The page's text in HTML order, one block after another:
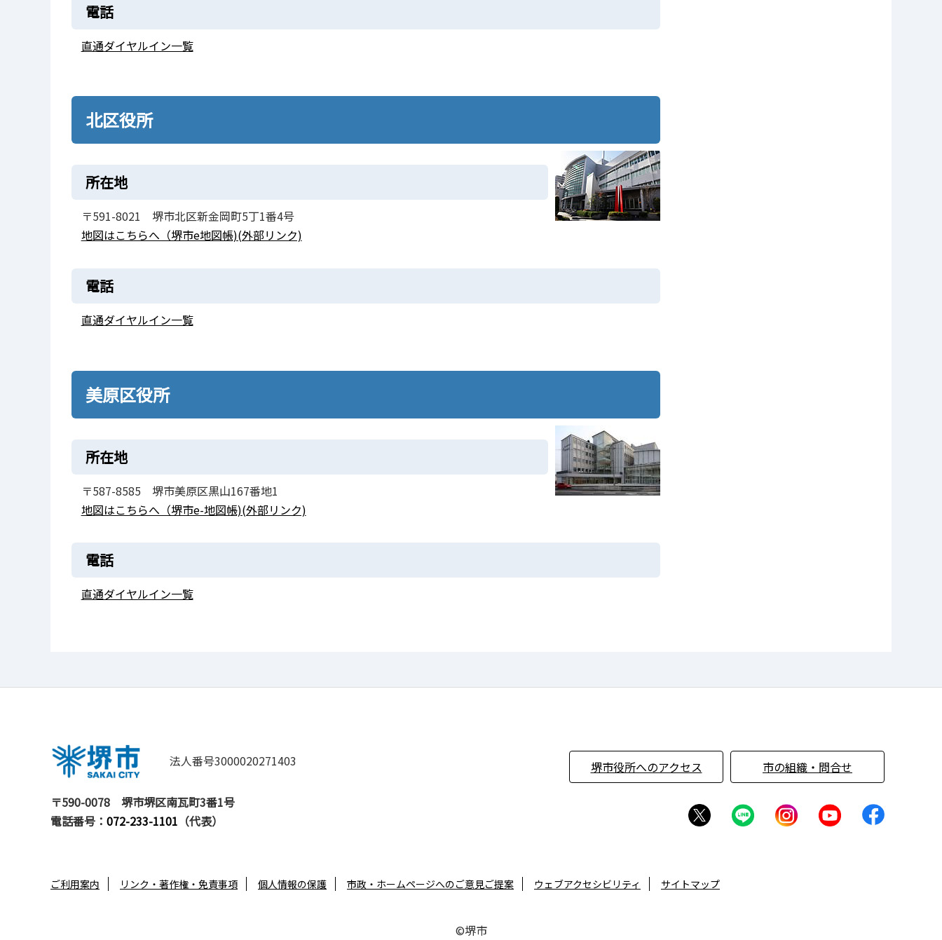
電話
直通ダイヤルイン一覧
北区役所
所在地
〒591-8021 堺市北区新金岡町5丁1番4号
地図はこちらへ（堺市e地図帳)(外部リンク)
電話
直通ダイヤルイン一覧
美原区役所
所在地
〒587-8585 堺市美原区黒山167番地1
地図はこちらへ（堺市e-地図帳)(外部リンク)
電話
直通ダイヤルイン一覧
法人番号3000020271403
〒590-0078
堺市堺区南瓦町3番1号
電話番号： 072-233-1101 （代表）
堺市役所へのアクセス 市の組織・問合せ
ご利用案内 リンク・著作権・免責事項 個人情報の保護 市政・ホームページへのご意見ご提案 ウェブアクセシビリティ サイトマップ
©堺市